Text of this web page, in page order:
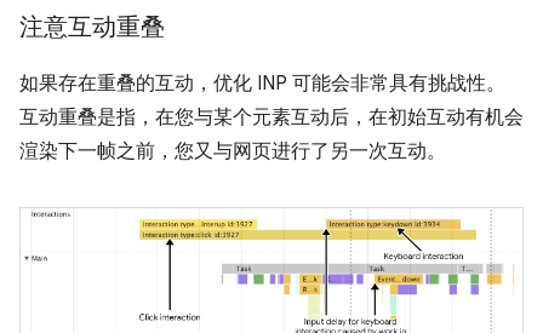
注意互动重叠
如果存在重叠的互动，优化 INP 可能会非常具有挑战性。
互动重叠是指，在您与某个元素互动后，在初始互动有机会
渲染下一帧之前，您又与网页进行了另一次互动。